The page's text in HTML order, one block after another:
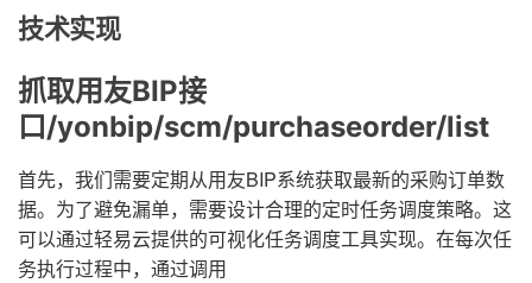
技术实现
抓取用友BIP接
口/yonbip/scm/purchaseorder/list
首先，我们需要定期从用友BIP系统获取最新的采购订单数
据。为了避免漏单，需要设计合理的定时任务调度策略。这
可以通过轻易云提供的可视化任务调度工具实现。在每次任
务执行过程中，通过调用